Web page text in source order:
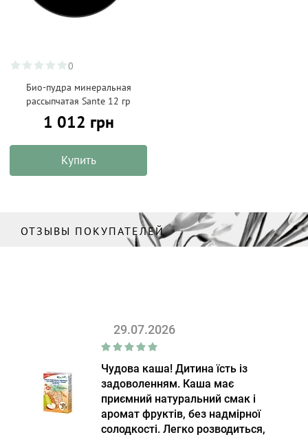
0
Био-пудра минеральная
рассыпчатая Sante 12 гр
1 012 грн
Купить
ОТЗЫВЫ ПОКУПАТЕЛЕЙ
29.07.2026
Чудова каша! Дитина їсть із
задоволенням. Каша має
приємний натуральний смак і
аромат фруктів, без надмірної
солодкості. Легко розводиться,